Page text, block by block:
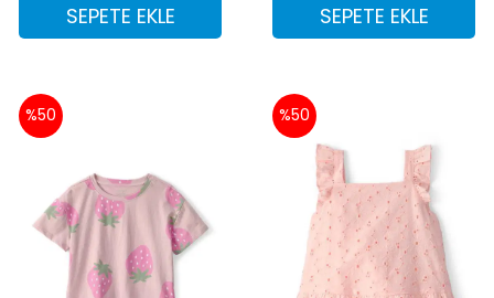
SEPETE EKLE SEPETE EKLE
%50 %50